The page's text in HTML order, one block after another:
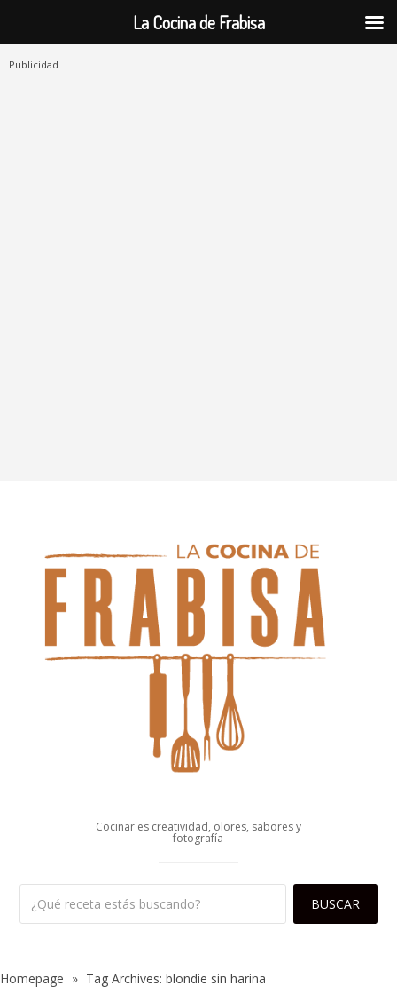
Publicidad
Cocinar es creatividad, olores, sabores y
fotografía
Homepage » Tag Archives: blondie sin harina
La Cocina de Frabisa